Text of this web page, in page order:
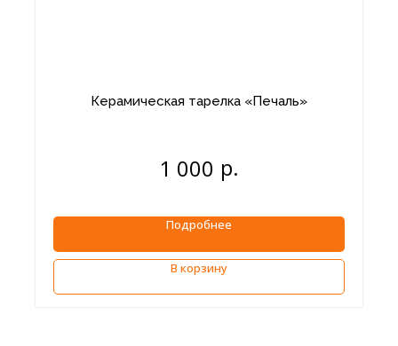
Керамическая тарелка «Печаль»
1 000 р.
Подробнее
В корзину